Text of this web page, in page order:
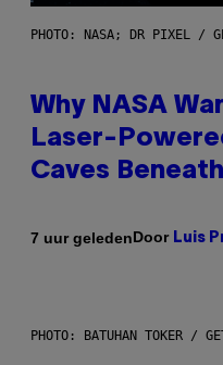
PHOTO: NASA; DR PIXEL /
Why NASA
Laser-
Caves
7 uur geledenDoor Luis
PHOTO: BATUHAN TOKER /